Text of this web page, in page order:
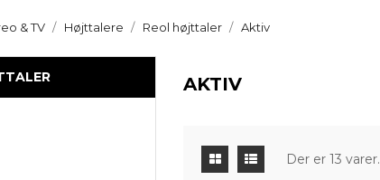
& TV Højttalere Reol højttaler Aktiv
AKTIV
Der er 13 varer.